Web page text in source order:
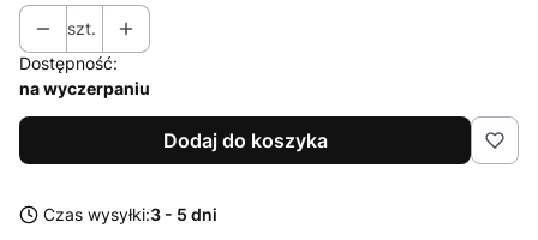
szt.
Dostępność:
na wyczerpaniu
Dodaj do koszyka
Czas wysyłki:3 - 5 dni